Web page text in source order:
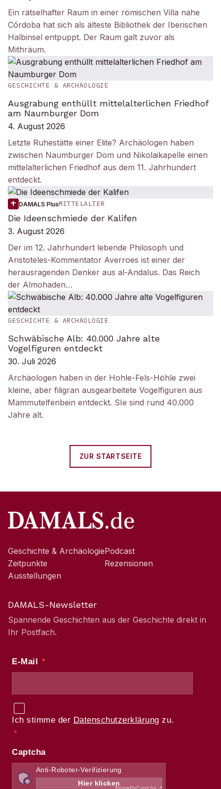
Ein rätselhafter Raum in einer römischen Villa nahe
Córdoba hat sich als älteste Bibliothek der Iberischen
Halbinsel entpuppt. Der Raum galt zuvor als
Mithräum.
GESCHICHTE & ARCHÄOLOGIE
Ausgrabung enthüllt mittelalterlichen Friedhof
am Naumburger Dom
4. August 2026
Letzte Ruhestätte einer Elite? Archäologen haben
zwischen Naumburger Dom und Nikolaikapelle einen
mittelalterlichen Friedhof aus dem 11. Jahrhundert
entdeckt.
DAMALS PlusMITTELALTER
Die Ideenschmiede der Kalifen
3. August 2026
Der im 12. Jahrhundert lebende Philosoph und
Aristoteles-Kommentator Averroes ist einer der
herausragenden Denker aus al-Andalus. Das Reich
der Almohaden…
GESCHICHTE & ARCHÄOLOGIE
Schwäbische Alb: 40.000 Jahre alte
Vogelfiguren entdeckt
30. Juli 2026
Archäologen haben in der Hohle-Fels-Höhle zwei
kleine, aber filigran ausgearbeitete Vogelfiguren aus
Mammutelfenbein entdeckt. SIe sind rund 40.000
Jahre alt.
ZUR STARTSEITE
Geschichte & Archäologie
Zeitpunkte
Ausstellungen
Podcast
Rezensionen
DAMALS-Newsletter
Spannende Geschichten aus der Geschichte direkt in
Ihr Postfach.